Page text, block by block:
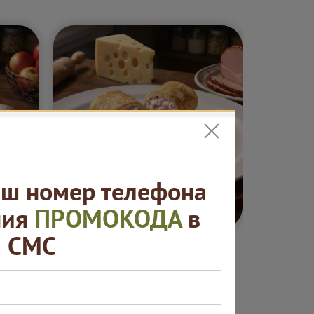
₽ от 420 ₽
номер телефона
ПРОМОКОДАв
СМС